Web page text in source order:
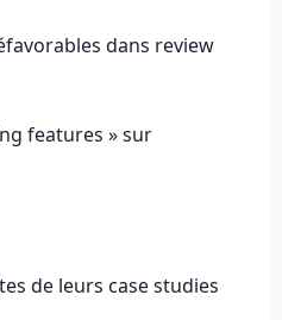
dans review
features » sur
de leurs case studies